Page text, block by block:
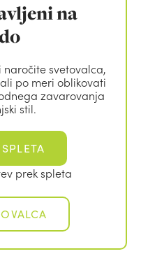
na
svetovalca,
po meri oblikovati
zavarovanja
stil.
prek spleta